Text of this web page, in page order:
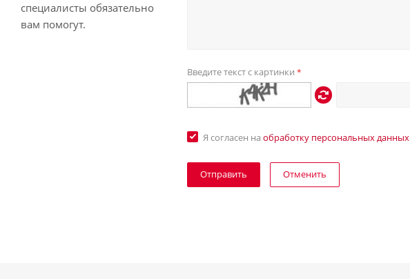
специалисты обязательно
вам помогут.
Введите текст с картинки*
Я согласен наобработку персональных данных
Отменить